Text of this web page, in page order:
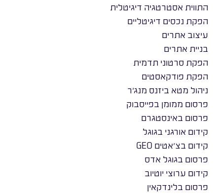
התווית אסטרטגיה דיגיטלית
הפקת נכסים דיגיטליים
עיצוב אתרים
בניית אתרים
הפקת סרטוני תדמית
הפקת פודקאסטים
ניהול מטא ביזנס מנג׳ר
פרסום ממומן בפייסבוק
פרסום באינסטגרם
קידום אורגני בגוגל
קידום בצ׳אטים GEO
פרסום בגוגל אדס
קידום ערוצי יוטיוב
פרסום בלינדקאין